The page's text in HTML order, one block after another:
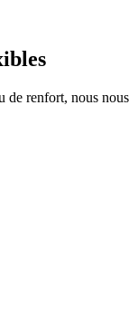
de renfort, nous nous